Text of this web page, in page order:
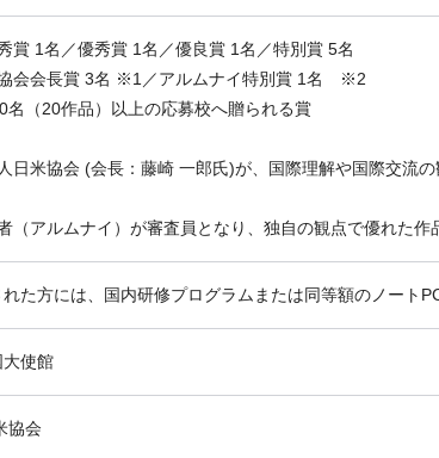
1名／優秀賞 1名／優良賞 1名／特別賞 5名
賞 3名 ※1／アルムナイ特別賞 1名 ※2
名（20作品）以上の応募校へ贈られる賞
米協会 (会長：藤崎 一郎氏)が、国際理解や国際交流の
アルムナイ）が審査員となり、独自の観点で優れた作
た方には、国内研修プログラムまたは同等額のノート
使館
協会